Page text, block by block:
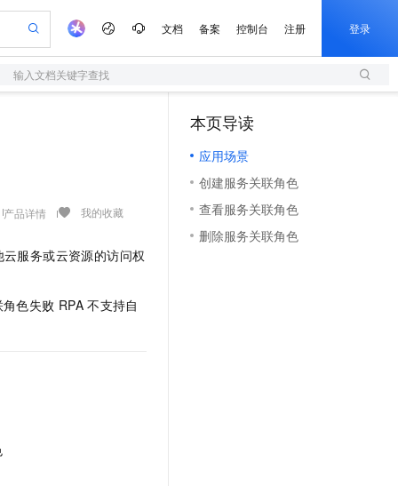
文档 备案 控制台 注册 登录
输入文档关键字查找
产品详情 我的收藏
服务或云资源的访问权
色失败 RPA 不支持自
本页导读
应用场景
创建服务关联角色
查看服务关联角色
删除服务关联角色
语音识别与合成
全托管，含MySQL、PostgreSQL、SQL Server、MariaDB多引擎
能体编程平台
轻量应用服务器
数字证书管理服务（原SSL证书）
实现全站HTTPS，呈现可信的WEB访问
短信服务
V4-Pro
专属 QwenPaw HOT
从聊天伙伴进化为能主动干活的本地数字员工
企业门户网站
一句话生成原生可编辑精美 PPT 文稿
输入一句话想法, 轻松生成专业的 PPT
一键部署幻兽帕鲁游戏服务器
一键购买专属联机服务器，轻松开启游戏
漫剧工坊：一站式动画创作平台
创作，一键激活电商全链路生产力
成，高效打造优质广告素材
激活高效办公新体验
AI 活动
AI 生产力先锋
先锋实践拓展 AI 生产力的边界
飞天发布时刻
所见，即是所愿
AI 实训营
阿里云 OPC 创新助力计划
Token 补贴，五大权
益加速 OPC 成功
专业服务
公司注册
计划
Alibaba Cloud ISV 合作
服务伙伴合作计划
Al MaaS 服务伙伴赋能合作
伙伴信用分合作计划
更多支持
开发者社区
镜像站
加入我们
校园招聘